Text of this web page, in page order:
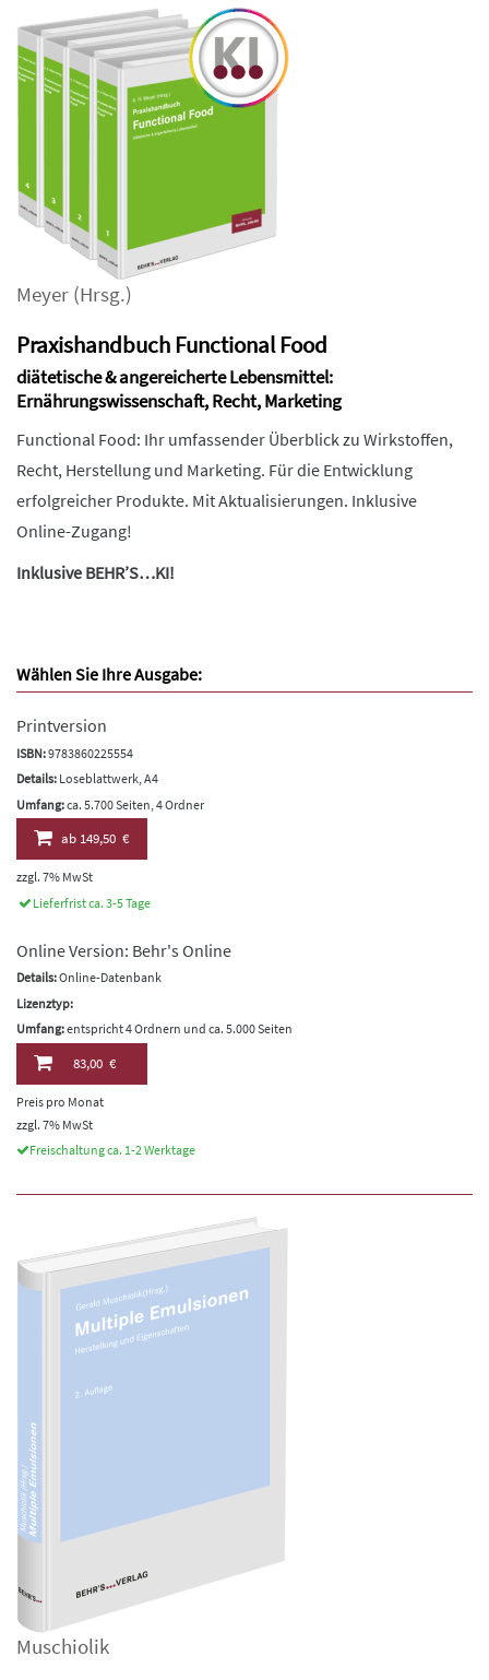
Meyer (Hrsg.)
Praxishandbuch Functional Food
diätetische & angereicherte Lebensmittel:
Ernährungswissenschaft, Recht, Marketing
Functional Food: Ihr umfassender Überblick zu Wirkstoffen,
Recht, Herstellung und Marketing. Für die Entwicklung
erfolgreicher Produkte. Mit Aktualisierungen. Inklusive
Online-Zugang!
Inklusive BEHR’S…KI!
Wählen Sie Ihre Ausgabe:
Printversion
ISBN:9783860225554
Details: Loseblattwerk, A4
Umfang:ca. 5.700 Seiten, 4 Ordner
ab149,50 €
zzgl. 7% MwSt
Lieferfrist ca. 3-5 Tage
Online Version: Behr's Online
Details:Online-Datenbank
Lizenztyp:
Umfang:entspricht 4 Ordnern und ca. 5.000 Seiten
83,00 €
Preis pro Monat
zzgl. 7% MwSt
Freischaltung ca. 1-2 Werktage
Muschiolik